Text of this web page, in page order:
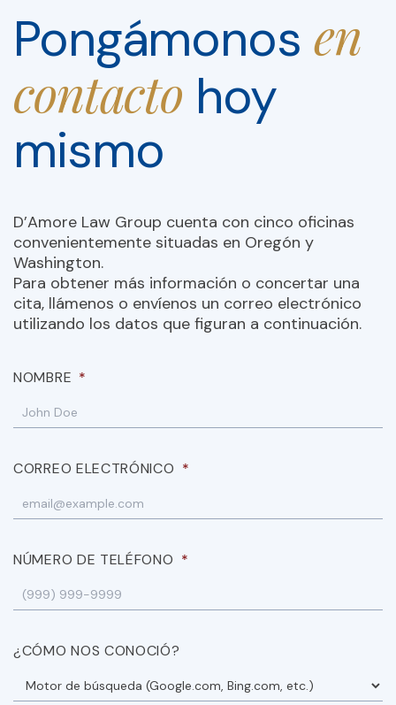
Pongámonos en
contacto hoy
mismo
D’Amore Law Group cuenta con cinco oficinas
convenientemente situadas en Oregón y
Washington.
Para obtener más información o concertar una
cita, llámenos o envíenos un correo electrónico
utilizando los datos que figuran a continuación.
NOMBRE *
CORREO ELECTRÓNICO *
NÚMERO DE TELÉFONO *
¿CÓMO NOS CONOCIÓ?